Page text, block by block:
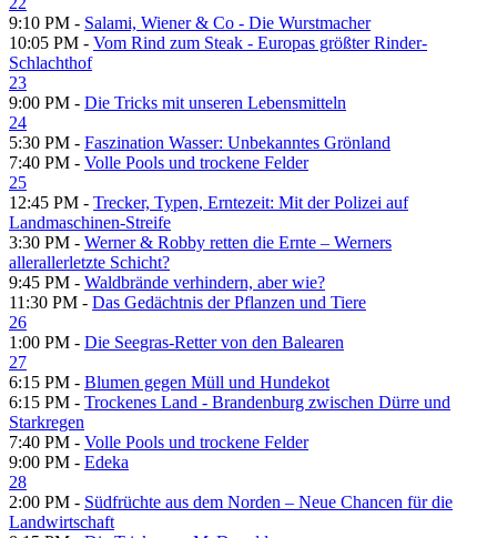
9:10 PM - Salami, Wiener & Co - Die Wurstmacher
10:05 PM - Vom Rind zum Steak - Europas größter Rinder-
Schlachthof
23
9:00 PM - Die Tricks mit unseren Lebensmitteln
24
5:30 PM - Faszination Wasser: Unbekanntes Grönland
7:40 PM - Volle Pools und trockene Felder
25
12:45 PM - Trecker, Typen, Erntezeit: Mit der Polizei auf
Landmaschinen-Streife
3:30 PM - Werner & Robby retten die Ernte – Werners
allerallerletzte Schicht?
9:45 PM - Waldbrände verhindern, aber wie?
11:30 PM - Das Gedächtnis der Pflanzen und Tiere
26
1:00 PM - Die Seegras-Retter von den Balearen
27
6:15 PM - Blumen gegen Müll und Hundekot
6:15 PM - Trockenes Land - Brandenburg zwischen Dürre und
Starkregen
7:40 PM - Volle Pools und trockene Felder
9:00 PM - Edeka
28
2:00 PM - Südfrüchte aus dem Norden – Neue Chancen für die
Landwirtschaft